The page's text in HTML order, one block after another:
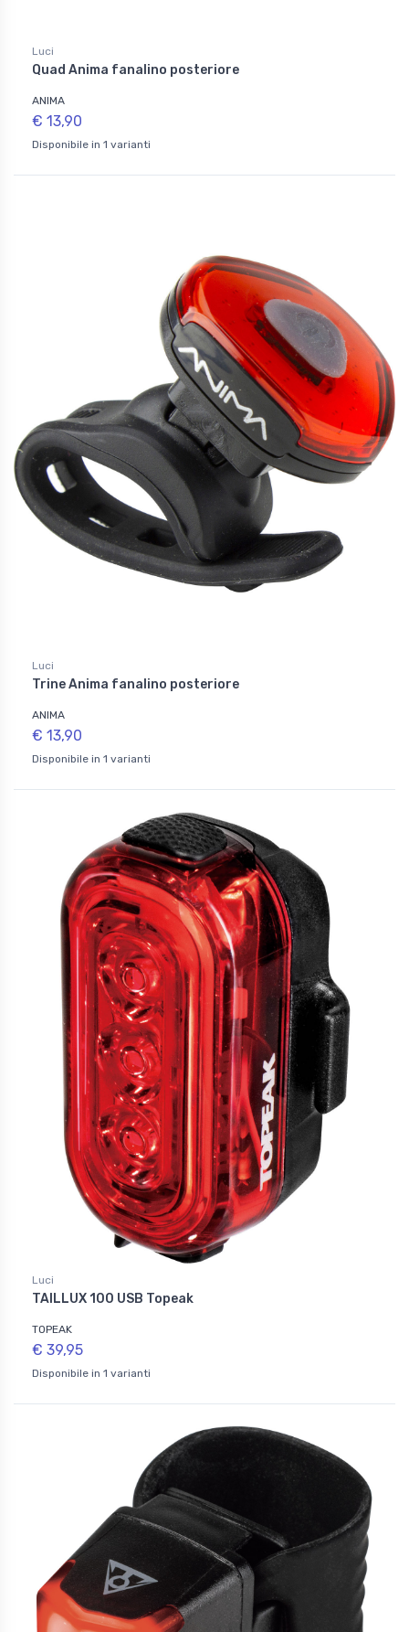
Luci
Quad Anima fanalino posteriore
ANIMA
€ 13,90
Disponibile in 1 varianti
Luci
Trine Anima fanalino posteriore
ANIMA
€ 13,90
Disponibile in 1 varianti
Luci
TAILLUX 100 USB Topeak
TOPEAK
€ 39,95
Disponibile in 1 varianti